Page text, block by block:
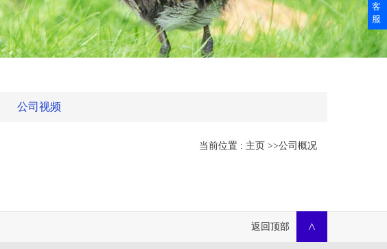
公司视频
当前位置 : 主页 >>公司概况
返回顶部 >
客
服